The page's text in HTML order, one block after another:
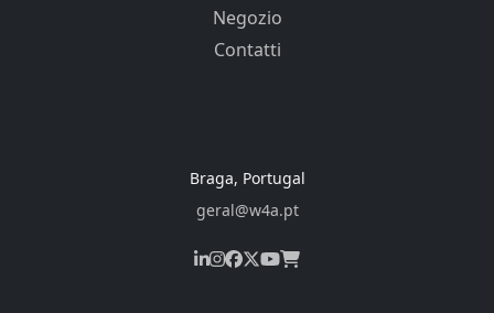
Negozio
Contatti
Braga, Portugal
geral@w4a.pt